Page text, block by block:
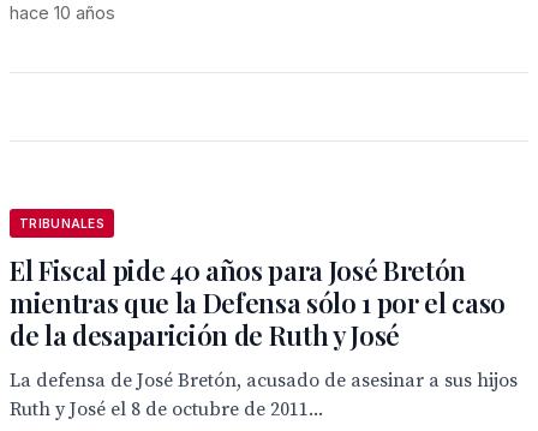
hace 10 años
TRIBUNALES
El Fiscal pide 40 años para José Bretón
mientras que la Defensa sólo 1 por el caso
de la desaparición de Ruth y José
La defensa de José Bretón, acusado de asesinar a sus hijos
Ruth y José el 8 de octubre de 2011...